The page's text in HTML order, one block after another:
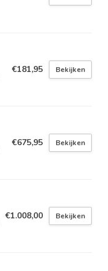
€181,95 Bekijken
€675,95 Bekijken
€1.008,00 Bekijken